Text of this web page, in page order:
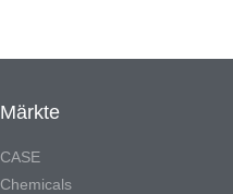
Märkte
CASE
Chemicals